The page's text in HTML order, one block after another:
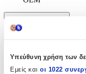
Υπεύθυνη χρήση των
Εμείς και οι 1022
Χαρακτηριστικά
+
Χαρακτηριστικά